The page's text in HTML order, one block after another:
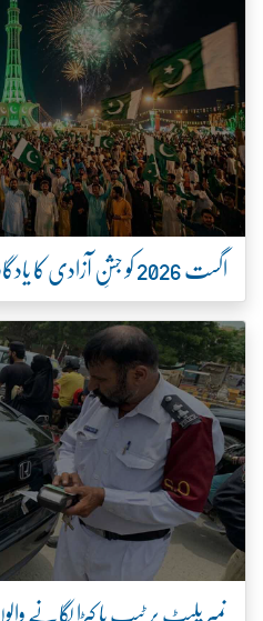
اگست 2026 کو جشنِ آزادی کا یادگار مہینہ بنانے کا فیصلہ